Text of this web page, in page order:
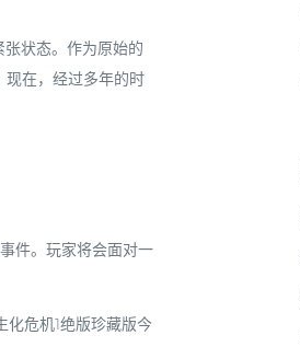
状态。作为原始的
现在，经过多年的时
件。玩家将会面对一